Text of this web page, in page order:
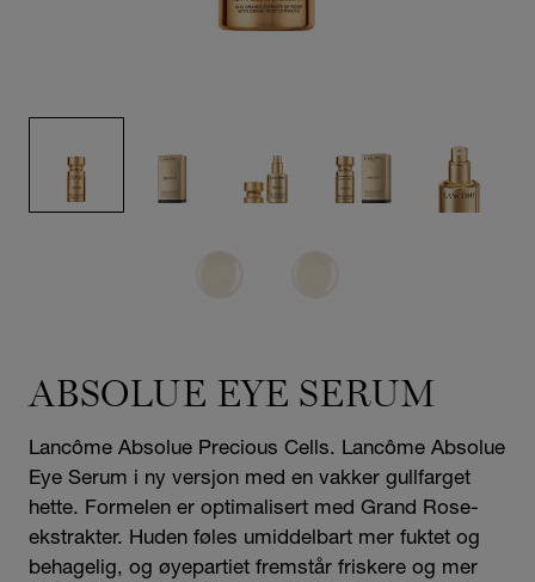
ABSOLUE EYE SERUM
Lancôme Absolue Precious Cells. Lancôme Absolue
Eye Serum i ny versjon med en vakker gullfarget
hette. Formelen er optimalisert med Grand Rose-
ekstrakter. Huden føles umiddelbart mer fuktet og
behagelig, og øyepartiet fremstår friskere og mer